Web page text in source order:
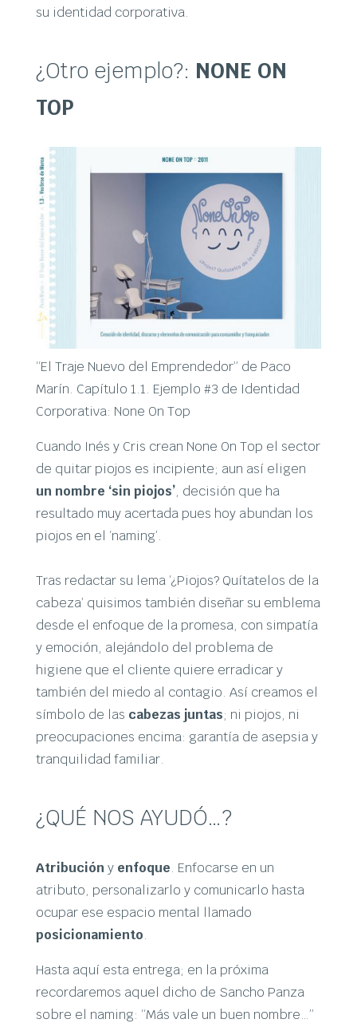
su identidad corporativa.
¿Otro ejemplo?: NONE ON
TOP
“El Traje Nuevo del Emprendedor” de Paco
Marín. Capítulo 1.1. Ejemplo #3 de Identidad
Corporativa: None On Top
Cuando Inés y Cris crean None On Top el sector
de quitar piojos es incipiente; aun así eligen
un nombre ‘sin piojos’, decisión que ha
resultado muy acertada pues hoy abundan los
piojos en el ‘naming’.
Tras redactar su lema ‘¿Piojos? Quítatelos de la
cabeza’ quisimos también diseñar su emblema
desde el enfoque de la promesa, con simpatía
y emoción, alejándolo del problema de
higiene que el cliente quiere erradicar y
también del miedo al contagio. Así creamos el
símbolo de las cabezas juntas; ni piojos, ni
preocupaciones encima: garantía de asepsia y
tranquilidad familiar.
¿QUÉ NOS AYUDÓ…?
Atribucióny enfoque. Enfocarse en un
atributo, personalizarlo y comunicarlo hasta
ocupar ese espacio mental llamado
posicionamiento.
Hasta aquí esta entrega; en la próxima
recordaremos aquel dicho de Sancho Panza
sobre el naming: “Más vale un buen nombre…”